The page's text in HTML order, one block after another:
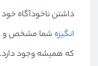
داشتن ناخودآگاه
انگیزه شما مشخص و
که همیشه وجود دارد.